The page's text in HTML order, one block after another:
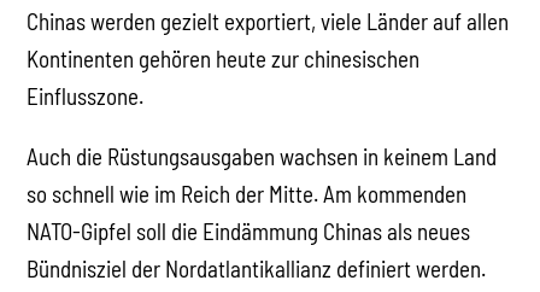
Chinas werden gezielt exportiert, viele Länder auf allen
Kontinenten gehören heute zur chinesischen
Einflusszone.
Auch die Rüstungsausgaben wachsen in keinem Land
so schnell wie im Reich der Mitte. Am kommenden
NATO-Gipfel soll die Eindämmung Chinas als neues
Bündnisziel der Nordatlantikallianz definiert werden.